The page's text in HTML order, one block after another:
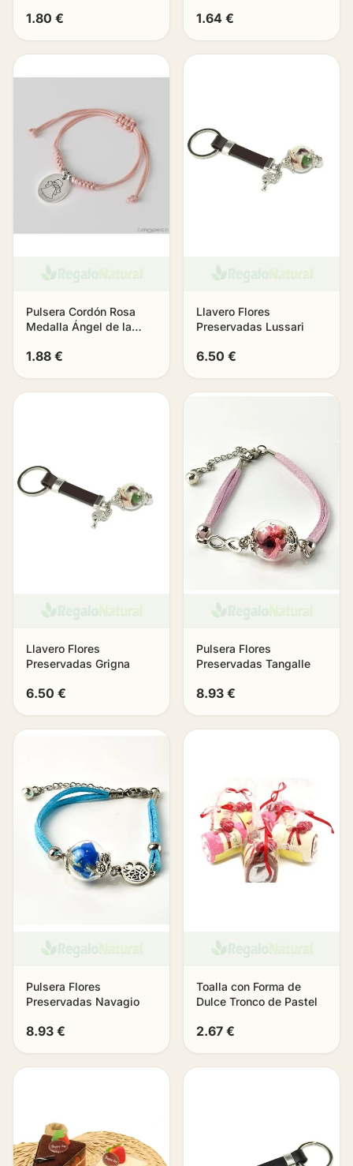
1.80 € 1.64 €
Pulsera Cordón Rosa
Medalla Ángel de la
1.88 €
Llavero Flores
Preservadas Lussari
6.50 €
Llavero Flores
Preservadas Grigna
6.50 €
Pulsera Flores
Preservadas Tangalle
8.93 €
Pulsera Flores
Preservadas Navagio
8.93 €
Toalla con Forma de
Dulce Tronco de Pastel
2.67 €